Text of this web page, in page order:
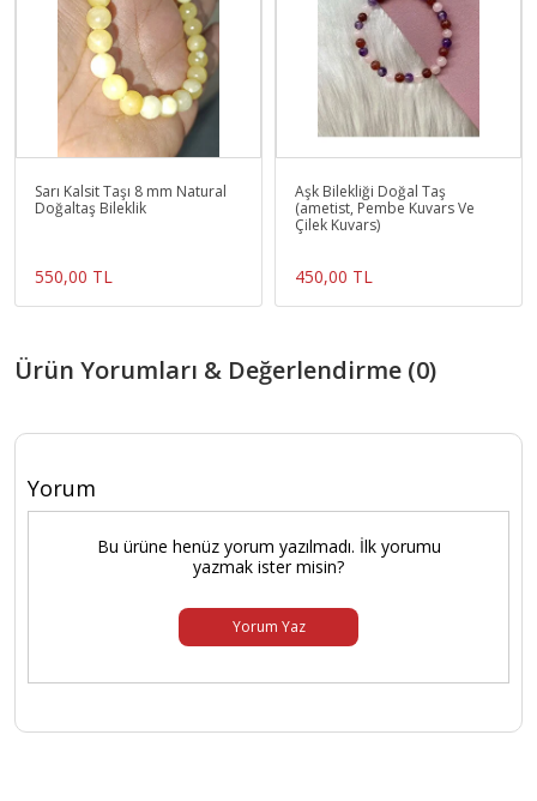
Sarı Kalsit Taşı 8 mm Natural
Doğaltaş Bileklik
550,00 TL
Aşk Bilekliği Doğal Taş
(ametist, Pembe Kuvars Ve
Çilek Kuvars)
450,00 TL
Ürün Yorumları & Değerlendirme (0)
Yorum
Bu ürüne henüz yorum yazılmadı. İlk yorumu
yazmak ister misin?
Yorum Yaz